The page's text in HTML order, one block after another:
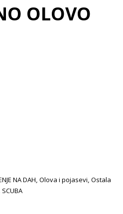
OLOVO
NA DAH, Olova i pojasevi, Ostala
SCUBA